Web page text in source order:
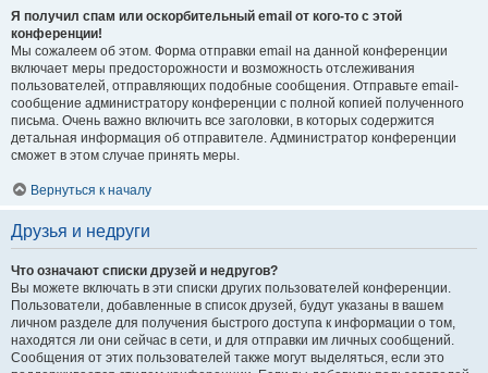
Я получил спам или оскорбительный email от кого-то с этой
конференции!
Мы сожалеем об этом. Форма отправки email на данной конференции
включает меры предосторожности и возможность отслеживания
пользователей, отправляющих подобные сообщения. Отправьте email-
сообщение администратору конференции с полной копией полученного
письма. Очень важно включить все заголовки, в которых содержится
детальная информация об отправителе. Администратор конференции
сможет в этом случае принять меры.
Вернуться к началу
Друзья и недруги
Что означают списки друзей и недругов?
Вы можете включать в эти списки других пользователей конференции.
Пользователи, добавленные в список друзей, будут указаны в вашем
личном разделе для получения быстрого доступа к информации о том,
находятся ли они сейчас в сети, и для отправки им личных сообщений.
Сообщения от этих пользователей также могут выделяться, если это